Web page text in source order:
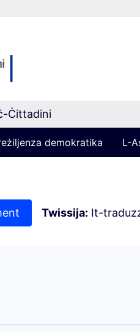
Ċittadini
demokratika L-
Twissija: It-
(Lauri Lepik)